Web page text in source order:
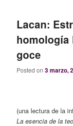
Lacan:
homología
goce
Posted on3 marzo,
(una lectura de la
La esencia de la